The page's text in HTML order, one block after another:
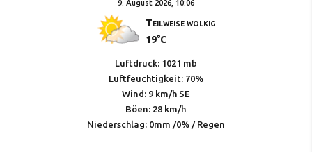
9. August 2026, 10:06
Teilweise wolkig
19°C
Luftdruck: 1021 mb
Luftfeuchtigkeit: 70%
Wind: 9 km/h SE
Böen: 28 km/h
Niederschlag: 0mm /0%/ Regen